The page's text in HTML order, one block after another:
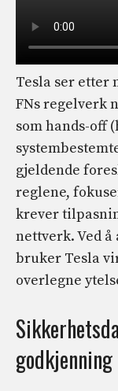
Tesla ser etter
FNs regelverk
som hands-off
gjeldende
reglene,
krever
nettverk. Ved
bruker Tesla
overlegne
godkjenning